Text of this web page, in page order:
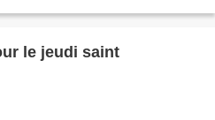
le jeudi saint